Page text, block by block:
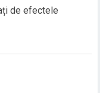
de efectele